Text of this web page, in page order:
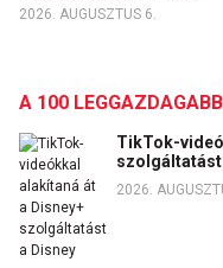
2026. AUGUSZTUS 6.
A 100 LEGGAZDAGABB
TikTok-
szolgáltatást
2026.